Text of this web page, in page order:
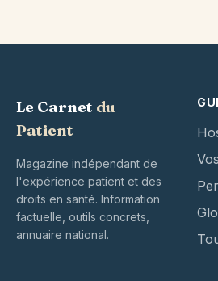
Le Carnet du
Patient
Magazine indépendant de
l'expérience patient et des
droits en santé. Information
factuelle, outils concrets,
annuaire national.